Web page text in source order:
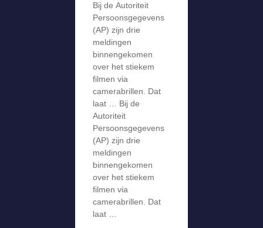
meldingen
over stiekem
filmen via
camerabril
Bij de Autoriteit
Persoonsgegevens
(AP) zijn drie
meldingen
binnengekomen
over het stiekem
filmen via
camerabrillen. Dat
laat … Bij de
Autoriteit
Persoonsgegevens
(AP) zijn drie
meldingen
binnengekomen
over het stiekem
filmen via
camerabrillen. Dat
laat …